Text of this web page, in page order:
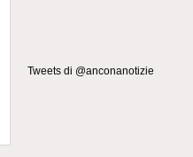
Tweets di @anconanotizie